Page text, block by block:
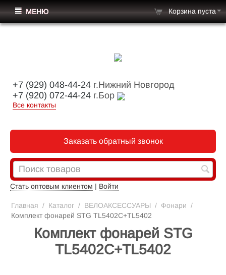
+7 (929) 048-44-24 г.Нижний Новгород
+7 (920) 072-44-24 г.Бор
Все контакты
Заказать обратный звонок
Стать оптовым клиентом | Войти
МЕНЮ Корзина пуста
Главная / Каталог / ВЕЛОАКСЕССУАРЫ / Фонари /
Комплект фонарей STG TL5402C+TL5402
Комплект фонарей STG
TL5402C+TL5402